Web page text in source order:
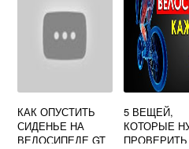
КАК ОПУСТИТЬ
СИДЕНЬЕ НА
ВЕЛОСИПЕДЕ GT
5 ВЕЩЕЙ,
КОТОРЫЕ
ПРОВЕРИТЬ